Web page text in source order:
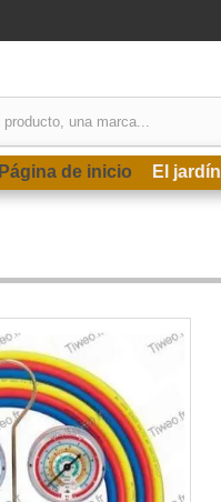
Página de inicio El jardín